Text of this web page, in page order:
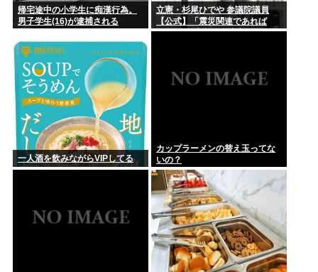
帰宅途中の小学生に痴漢行為。
男子学生(16)が逮捕される
立憲・杉尾ひでや 参議院議員
【公式】「震災関連であれば
BGMなど演出はご法度であるこ
一人酒を飲みながらVIPしてる
カップラーメンの替え玉ってな
いの？